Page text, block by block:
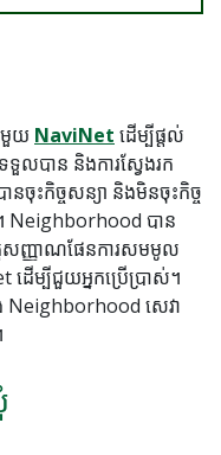
មួយ NaviNet ដើម្បីផ្តល់
បាន និងការស្វែងរក
នចុះកិច្ចសន្យា និងមិនចុះកិច្ច
Neighborhood បាន
ញ្ញាណផែនការសមមូល
ើម្បីជួយអ្នកប្រើប្រាស់។
Neighborhood សេវា